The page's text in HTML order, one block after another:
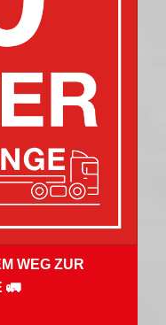
WEG ZUR
🚛